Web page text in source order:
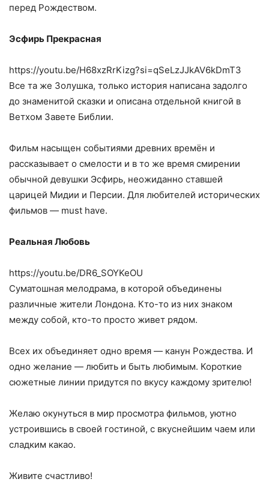
перед Рождеством.
Эсфирь Прекрасная
https://youtu.be/H68xzRrKizg?si=qSeLzJJkAV6kDmT3
Все та же Золушка, только история написана задолго
до знаменитой сказки и описана отдельной книгой в
Ветхом Завете Библии.
Фильм насыщен событиями древних времён и
рассказывает о смелости и в то же время смирении
обычной девушки Эсфирь, неожиданно ставшей
царицей Мидии и Персии. Для любителей исторических
фильмов — must have.
Реальная Любовь
https://youtu.be/DR6_SOYKeOU
Суматошная мелодрама, в которой объединены
различные жители Лондона. Кто-то из них знаком
между собой, кто-то просто живет рядом.
Всех их объединяет одно время — канун Рождества. И
одно желание — любить и быть любимым. Короткие
сюжетные линии придутся по вкусу каждому зрителю!
Желаю окунуться в мир просмотра фильмов, уютно
устроившись в своей гостиной, с вкуснейшим чаем или
сладким какао.
Живите счастливо!